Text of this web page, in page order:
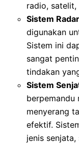
radio, satelit,
Sistem
digunakan
Sistem ini
sangat
tindakan
Sistem
berpemandu
menyerang
efektif.
jenis